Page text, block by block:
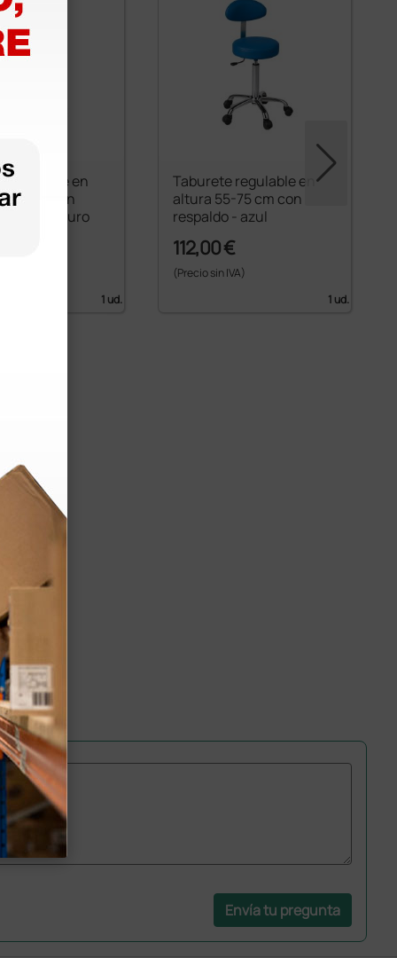
regulable en
75 cm con
- Azul oscuro
1 ud.
Taburete regulable en
altura 55-75 cm con
respaldo - azul
112,00 €
(Precio sin IVA)
1 ud.
Envía tu pregunta